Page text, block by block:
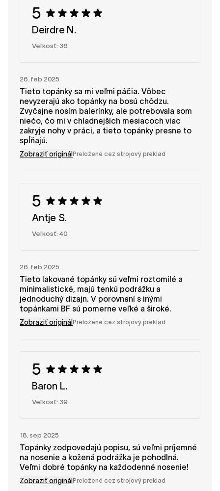
5
Deirdre N.
Veľkosť: 36
26. feb 2025
Tieto topánky sa mi veľmi páčia. Vôbec
nevyzerajú ako topánky na bosú chôdzu.
Zvyčajne nosím balerínky, ale potrebovala som
niečo, čo mi v chladnejších mesiacoch viac
zakryje nohy v práci, a tieto topánky presne to
spĺňajú.
Zobraziť originál Preložené cez strojový preklad
5
Antje S.
Veľkosť: 40
26. feb 2025
Tieto lakované topánky sú veľmi roztomilé a
minimalistické, majú tenkú podrážku a
jednoduchý dizajn. V porovnaní s inými
topánkami BF sú pomerne veľké a široké.
Zobraziť originál Preložené cez strojový preklad
5
Baron L.
Veľkosť: 39
18. sep 2025
Topánky zodpovedajú popisu, sú veľmi príjemné
na nosenie a kožená podrážka je pohodlná.
Veľmi dobré topánky na každodenné nosenie!
Zobraziť originál Preložené cez strojový preklad